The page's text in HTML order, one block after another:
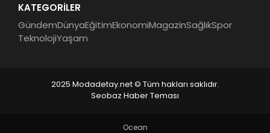
KATEGORİLER
GündemDünyaEğitimEkonomiMagazinSağlıkSpor
TeknolojiYaşam
2025 Modadetay.net © Tüm hakları saklıdır.
Seobaz Haber Teması
Ocean